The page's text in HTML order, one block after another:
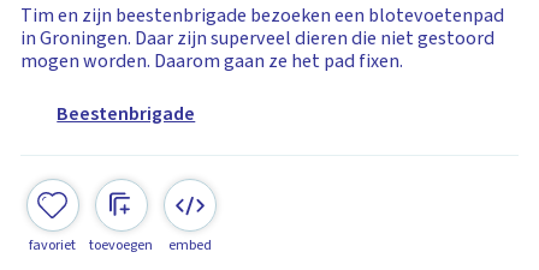
Tim en zijn beestenbrigade bezoeken een blotevoetenpad
in Groningen. Daar zijn superveel dieren die niet gestoord
mogen worden. Daarom gaan ze het pad fixen.
Beestenbrigade
favoriet toevoegen embed